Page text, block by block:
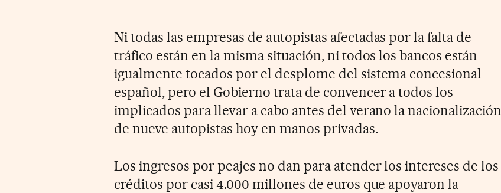
Ni todas las empresas de autopistas afectadas por la falta de
tráfico están en la misma situación, ni todos los bancos están
igualmente tocados por el desplome del sistema concesional
español, pero el Gobierno trata de convencer a todos los
implicados para llevar a cabo antes del verano la nacionalización
de nueve autopistas hoy en manos privadas.
Los ingresos por peajes no dan para atender los intereses de los
créditos por casi 4.000 millones de euros que apoyaron la